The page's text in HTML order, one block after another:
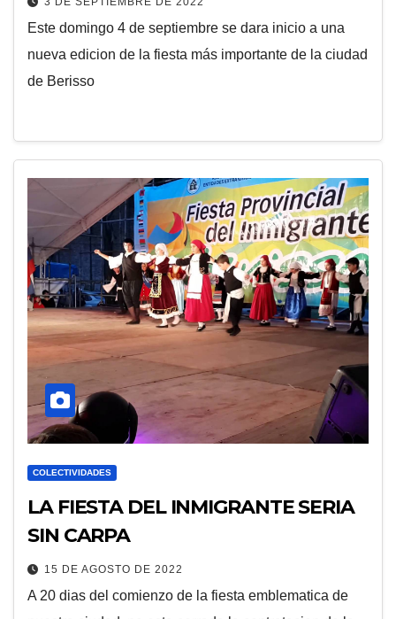
Este domingo 4 de septiembre se dara inicio a una
nueva edicion de la fiesta más importante de la ciudad
de Berisso
COLECTIVIDADES
LA FIESTA DEL INMIGRANTE SERIA
SIN CARPA
15 DE AGOSTO DE 2022
A 20 dias del comienzo de la fiesta emblematica de